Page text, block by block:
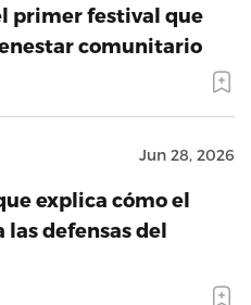
primer festival que
comunitario
Jun 28, 2026
explica cómo el
defensas del